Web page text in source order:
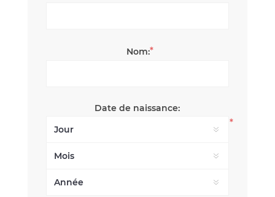
Nom:*
Date de naissance:
*